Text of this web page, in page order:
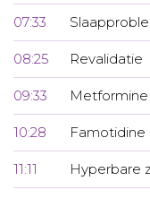
07:33
08:25 Revalidatie
09:33 Metformine
10:28 Famotidine
11:11 Hyperbare